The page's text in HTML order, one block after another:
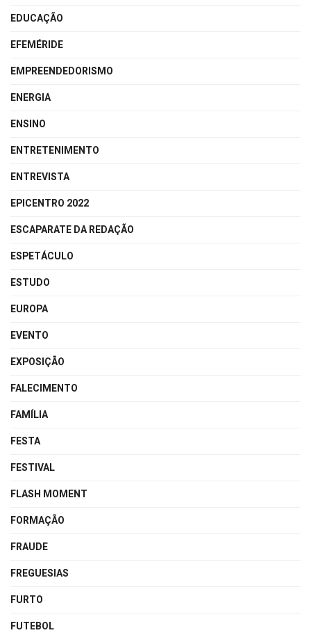
EDUCAÇÃO
EFEMÉRIDE
EMPREENDEDORISMO
ENERGIA
ENSINO
ENTRETENIMENTO
ENTREVISTA
EPICENTRO 2022
ESCAPARATE DA REDAÇÃO
ESPETÁCULO
ESTUDO
EUROPA
EVENTO
EXPOSIÇÃO
FALECIMENTO
FAMÍLIA
FESTA
FESTIVAL
FLASH MOMENT
FORMAÇÃO
FRAUDE
FREGUESIAS
FURTO
FUTEBOL